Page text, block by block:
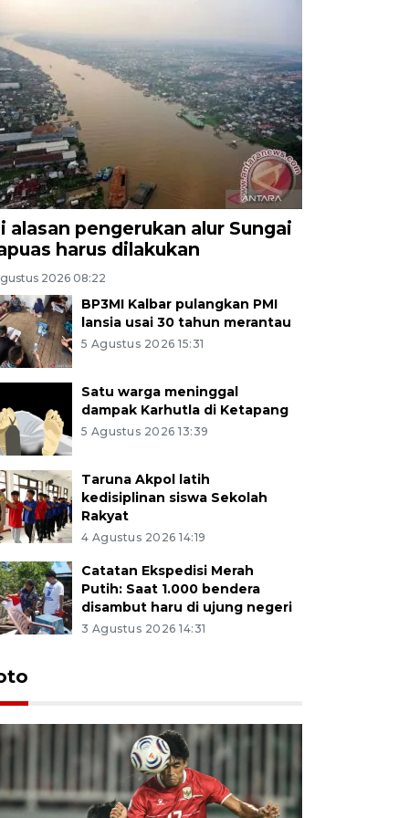
alasan pengerukan alur Sungai
harus dilakukan
2026 08:22
BP3MI Kalbar pulangkan PMI
lansia usai 30 tahun merantau
5 Agustus 2026 15:31
Satu warga meninggal
dampak Karhutla di Ketapang
5 Agustus 2026 13:39
Taruna Akpol latih
kedisiplinan siswa Sekolah
Rakyat
4 Agustus 2026 14:19
Catatan Ekspedisi Merah
Putih: Saat 1.000 bendera
disambut haru di ujung negeri
3 Agustus 2026 14:31